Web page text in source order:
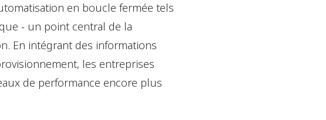
en boucle fermée tels
- un point central de la
En intégrant des informations
les entreprises
de performance encore plus